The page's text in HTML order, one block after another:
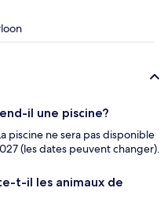
il une piscine?
piscine ne sera pas disponible
(les dates peuvent changer).
t-il les animaux de